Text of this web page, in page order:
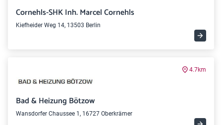
Cornehls-SHK Inh. Marcel Cornehls
Kiefheider Weg 14, 13503 Berlin
4.7km
Bad & Heizung Bötzow
Wansdorfer Chaussee 1, 16727 Oberkrämer